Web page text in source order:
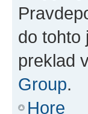
do tohto
preklad
Group.
Hore